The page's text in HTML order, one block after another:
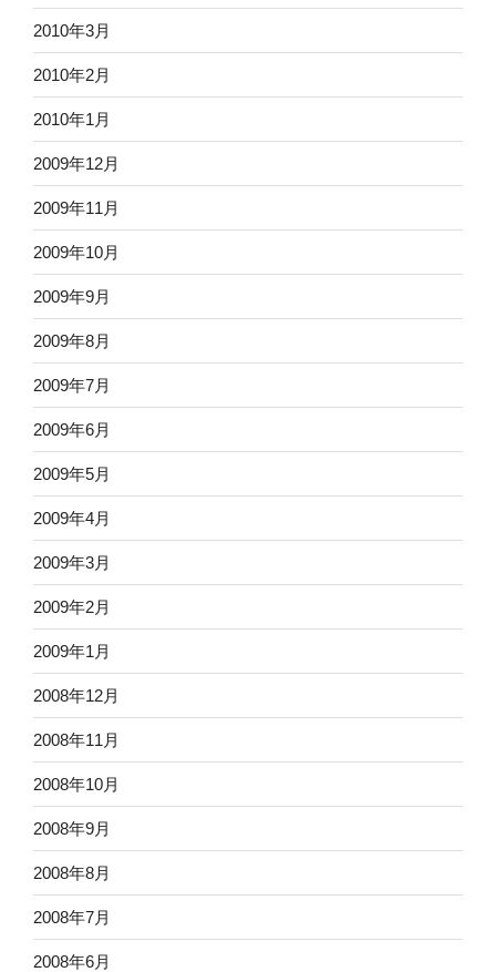
2010年3月
2010年2月
2010年1月
2009年12月
2009年11月
2009年10月
2009年9月
2009年8月
2009年7月
2009年6月
2009年5月
2009年4月
2009年3月
2009年2月
2009年1月
2008年12月
2008年11月
2008年10月
2008年9月
2008年8月
2008年7月
2008年6月